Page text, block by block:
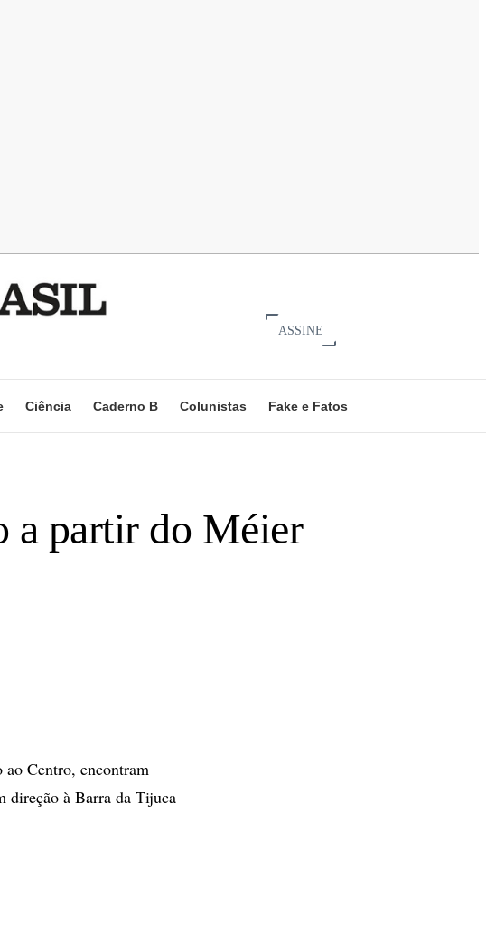
ASSINE
Ciência Caderno B Colunistas Fake e Fatos
a partir do Méier
Centro, encontram
direção à Barra da Tijuca